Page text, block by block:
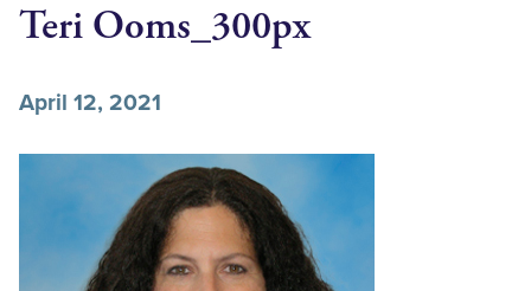
Teri Ooms_300px
April 12, 2021